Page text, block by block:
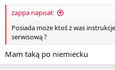
zappa napisał:
Posiada może ktoś z was
serwisową ?
Mam taką po niemiecku